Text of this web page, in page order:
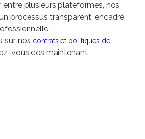
entre plusieurs plateformes, nos
processus transparent, encadré
sur nos contrats et politiques de
vous dès maintenant.